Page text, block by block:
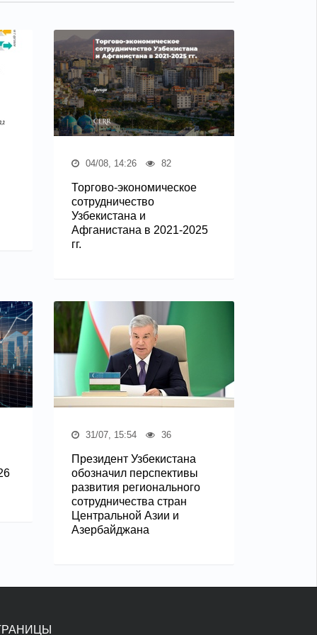
04/08, 14:26 82
Торгово-экономическое
сотрудничество
Узбекистана и
Афганистана в 2021-2025
гг.
31/07, 15:54 36
Президент Узбекистана
обозначил перспективы
развития регионального
сотрудничества стран
Центральной Азии и
Азербайджана